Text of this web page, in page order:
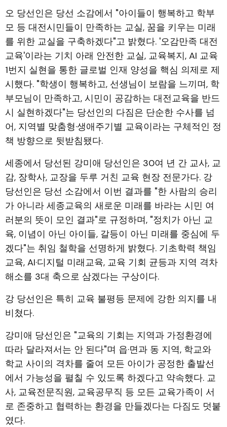
오 당선인은 당선 소감에서 "아이들이 행복하고 학부
모 등 대전시민들이 만족하는 교실, 꿈을 키우는 미래
를 위한 교실을 구축하겠다"고 밝혔다. '오감만족 대전
교육'이라는 기치 아래 안전한 교실, 교육복지, AI 교육
1번지 실현을 통한 글로벌 인재 양성을 핵심 의제로 제
시했다. "학생이 행복하고, 선생님이 보람을 느끼며, 학
부모님이 만족하고, 시민이 공감하는 대전교육을 반드
시 실현하겠다"는 당선인의 다짐은 단순한 수사를 넘
어, 지역별 맞춤형·생애주기별 교육이라는 구체적인 정
책 방향으로 뒷받침됐다.
세종에서 당선된 강미애 당선인은 30여 년 간 교사, 교
감, 장학사, 교장을 두루 거친 교육 현장 전문가다. 강
당선인은 당선 소감에서 이번 결과를 "한 사람의 승리
가 아니라 세종교육의 새로운 미래를 바라는 시민 여
러분의 뜻이 모인 결과"로 규정하며, "정치가 아닌 교
육, 이념이 아닌 아이들, 갈등이 아닌 미래를 중심에 두
겠다"는 취임 철학을 선명하게 밝혔다. 기초학력 책임
교육, AI·디지털 미래교육, 교육 기회 균등과 지역 격차
해소를 3대 축으로 삼겠다는 구상이다.
강 당선인은 특히 교육 불평등 문제에 강한 의지를 내
비쳤다.
강미애 당선인은 "교육의 기회는 지역과 가정환경에
따라 달라져서는 안 된다"며 읍·면과 동 지역, 학교와
학교 사이의 격차를 줄여 모든 아이가 공정한 출발선
에서 가능성을 펼칠 수 있도록 하겠다고 약속했다. 교
사, 교육전문직원, 교육공무직 등 모든 교육가족이 서
로 존중하고 협력하는 환경을 만들겠다는 다짐도 덧붙
였다.